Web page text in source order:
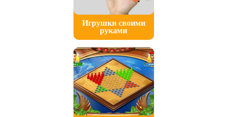
Игрушки своими
руками